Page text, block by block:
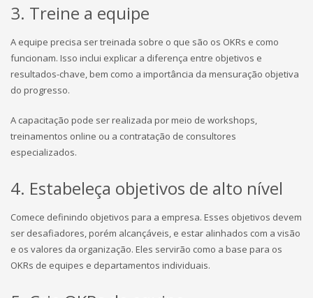
3. Treine a equipe
A equipe precisa ser treinada sobre o que são os OKRs e como
funcionam. Isso inclui explicar a diferença entre objetivos e
resultados-chave, bem como a importância da mensuração objetiva
do progresso.
A capacitação pode ser realizada por meio de workshops,
treinamentos online ou a contratação de consultores
especializados.
4. Estabeleça objetivos de alto nível
Comece definindo objetivos para a empresa. Esses objetivos devem
ser desafiadores, porém alcançáveis, e estar alinhados com a visão
e os valores da organização. Eles servirão como a base para os
OKRs de equipes e departamentos individuais.